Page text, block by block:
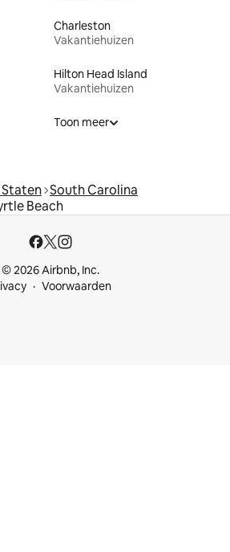
Charleston
Vakantiehuizen
Hilton Head Island
Vakantiehuizen
Toon meer
South Carolina
Beach
© 2026 Airbnb, Inc.
Voorwaarden